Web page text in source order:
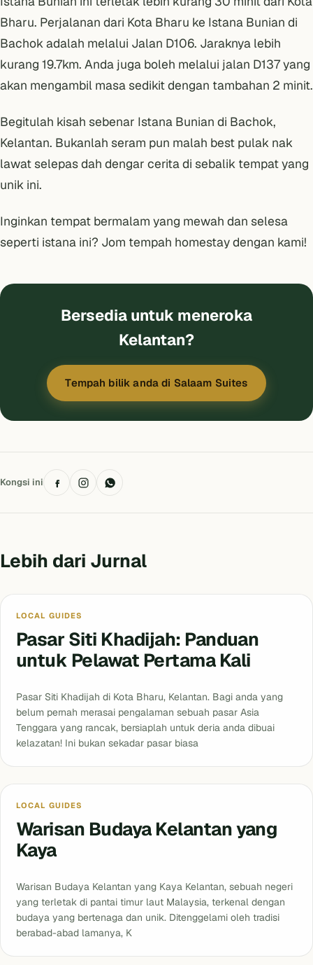
Bharu. Perjalanan dari Kota Bharu ke Istana Bunian di
Bachok adalah melalui Jalan D106. Jaraknya lebih
kurang 19.7km. Anda juga boleh melalui jalan D137 yang
akan mengambil masa sedikit dengan tambahan 2 minit.
Begitulah kisah sebenar Istana Bunian di Bachok,
Kelantan. Bukanlah seram pun malah best pulak nak
lawat selepas dah dengar cerita di sebalik tempat yang
unik ini.
Inginkan tempat bermalam yang mewah dan selesa
seperti istana ini? Jom tempah homestay dengan kami!
Bersedia untuk meneroka
Kelantan?
Tempah bilik anda di Salaam Suites
Kongsi ini
Lebih dari Jurnal
LOCAL GUIDES
Pasar Siti Khadijah: Panduan
untuk Pelawat Pertama Kali
Pasar Siti Khadijah di Kota Bharu, Kelantan. Bagi anda yang
belum pernah merasai pengalaman sebuah pasar Asia
Tenggara yang rancak, bersiaplah untuk deria anda dibuai
kelazatan! Ini bukan sekadar pasar biasa
Blog
LOCAL GUIDES
Warisan Budaya Kelantan yang
Kaya
Warisan Budaya Kelantan yang Kaya Kelantan, sebuah negeri
yang terletak di pantai timur laut Malaysia, terkenal dengan
budaya yang bertenaga dan unik. Ditenggelami oleh tradisi
berabad-abad lamanya, K
Blog